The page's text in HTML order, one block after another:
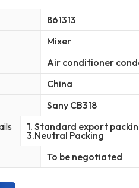
861313
Mixer
Air conditioner
China
Sany CB318
1. Standard export
3.Neutral Packing
To be negotiated